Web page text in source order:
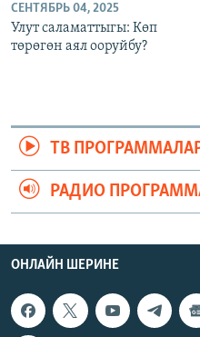
СЕНТЯБРЬ 04, 2025
Улут саламаттыгы: Көп
төрөгөн аял ооруйбу?
ТВ
РАДИО
ОНЛАЙН ШЕРИНЕ